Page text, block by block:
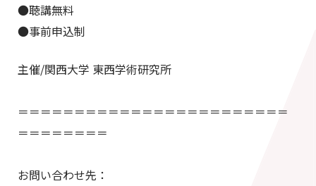
●聴講無料
●事前申込制
主催/関西大学 東西学術研究所
＝＝＝＝＝＝＝＝＝＝＝＝＝＝＝＝＝＝＝＝＝＝＝＝
＝＝＝＝＝＝＝＝
お問い合わせ先：